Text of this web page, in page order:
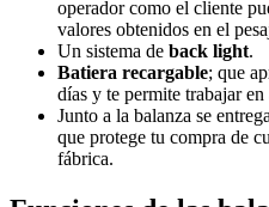
operador como el cliente
valores obtenidos en el
Un sistema de back light.
Batiera recargable; que
días y te permite trabajar
Junto a la balanza se
que protege tu compra de
fábrica.